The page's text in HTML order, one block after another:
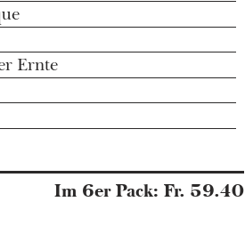
Ernte
Im 6er Pack: Fr. 59.40